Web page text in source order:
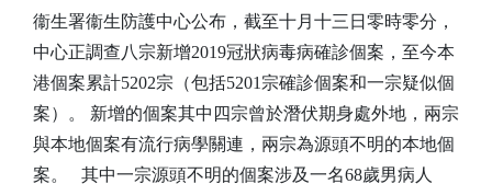
衞生署衞生防護中心公布，截至十月十三日零時零分，
中心正調查八宗新增2019冠狀病毒病確診個案，至今本
港個案累計5202宗（包括5201宗確診個案和一宗疑似個
案）。 新增的個案其中四宗曾於潛伏期身處外地，兩宗
與本地個案有流行病學關連，兩宗為源頭不明的本地個
案。 其中一宗源頭不明的個案涉及一名68歲男病人